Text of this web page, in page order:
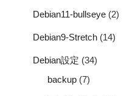
Debian11-bullseye (2)
Debian9-Stretch (14)
Debian設定 (34)
backup (7)